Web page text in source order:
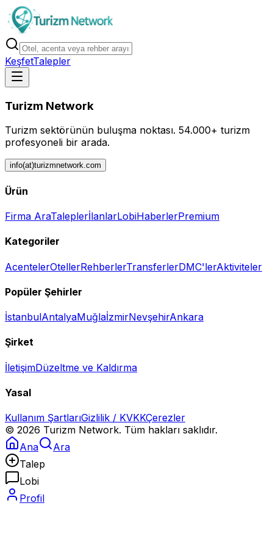
KeşfetTalepler
Turizm Network
Turizm sektörünün buluşma noktası. 54.000+ turizm
profesyoneli bir arada.
info(at)turizmnetwork.com
Ürün
Firma AraTaleplerİlanlarLobiHaberlerPremium
Kategoriler
AcentelerOtellerRehberlerTransferlerDMC'lerAktiviteler
Popüler Şehirler
İstanbulAntalyaMuğlaİzmirNevşehirAnkara
Şirket
İletişimDüzeltme ve Kaldırma
Yasal
Kullanım ŞartlarıGizlilik / KVKKÇerezler
© 2026 Turizm Network. Tüm hakları saklıdır.
Ana
Ara
Talep
Lobi
Profil